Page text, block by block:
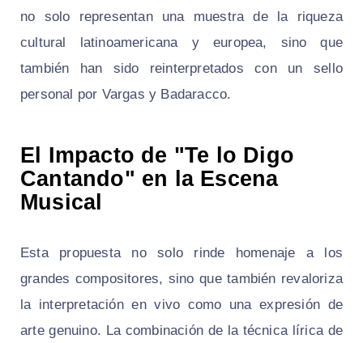
no solo representan una muestra de la riqueza
cultural latinoamericana y europea, sino que
también han sido reinterpretados con un sello
personal por Vargas y Badaracco.
El Impacto de "Te lo Digo
Cantando" en la Escena
Musical
Esta propuesta no solo rinde homenaje a los
grandes compositores, sino que también revaloriza
la interpretación en vivo como una expresión de
arte genuino. La combinación de la técnica lírica de